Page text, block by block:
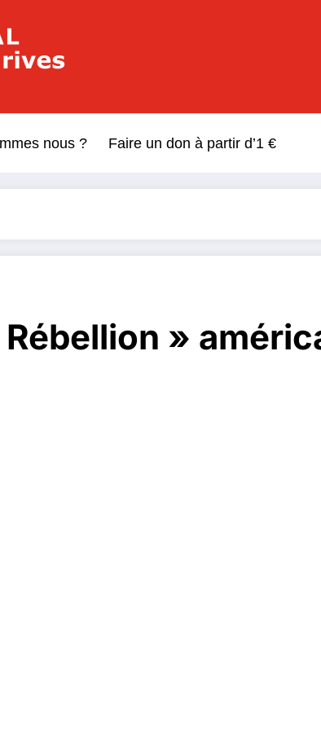
Rives
nous ? Faire un don à partir d’1 €
»